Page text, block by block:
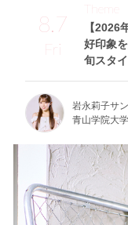
8.7
Fri
【2026
好印象
旬スタ
Theme
岩永莉子サ
青山学院大